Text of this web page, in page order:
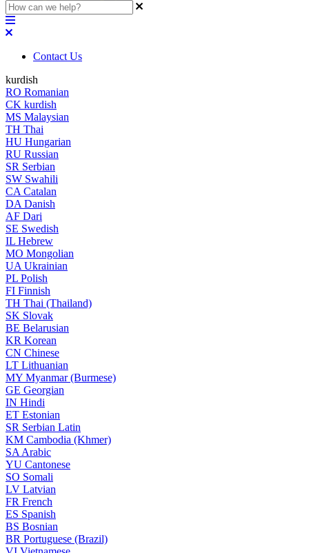
Contact Us
kurdish
RO Romanian
CK kurdish
MS Malaysian
TH Thai
HU Hungarian
RU Russian
SR Serbian
SW Swahili
CA Catalan
DA Danish
AF Dari
SE Swedish
IL Hebrew
MO Mongolian
UA Ukrainian
PL Polish
FI Finnish
TH Thai (Thailand)
SK Slovak
BE Belarusian
KR Korean
CN Chinese
LT Lithuanian
MY Myanmar (Burmese)
GE Georgian
IN Hindi
ET Estonian
SR Serbian Latin
KM Cambodia (Khmer)
SA Arabic
YU Cantonese
SO Somali
LV Latvian
FR French
ES Spanish
BS Bosnian
BR Portuguese (Brazil)